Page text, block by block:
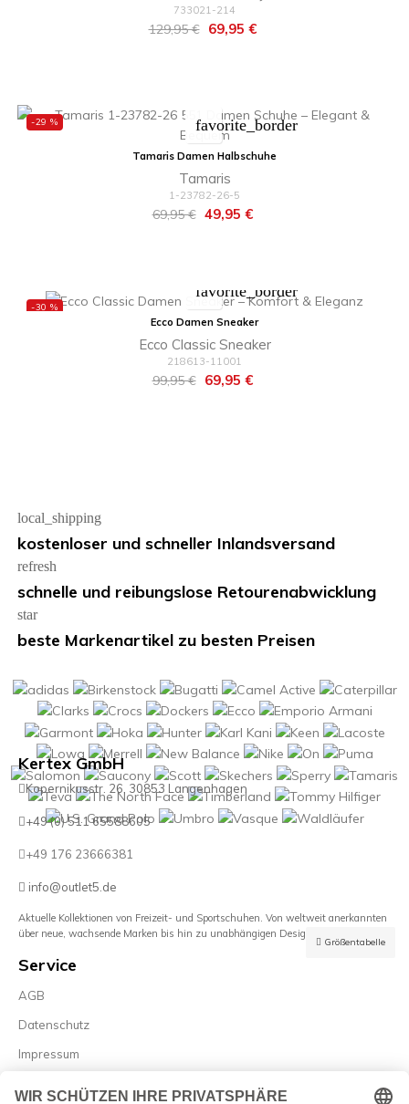
Größentabelle
733021-214
Regulärer
129,95 € Preis
69,95 €
-29 % favorite_border
Tamaris Damen Halbschuhe
Tamaris
1-23782-26-5
Regulärer
69,95 € Preis
49,95 €
-30 %
favorite_border
Ecco Damen Sneaker
Ecco Classic Sneaker
218613-11001
Regulärer
99,95 € Preis
69,95 €
local_shipping
kostenloser und schneller Inlandsversand
refresh
schnelle und reibungslose Retourenabwicklung
star
beste Markenartikel zu besten Preisen
Kertex GmbH
Kopernikusstr. 26, 30853 Langenhagen
+49 (0) 511 65588605
+49 176 23666381
info@outlet5.de
Aktuelle Kollektionen von Freizeit- und Sportschuhen. Von weltweit anerkannten
über neue, wachsende Marken bis hin zu unabhängigen Designern.
Service
AGB
Datenschutz
Impressum